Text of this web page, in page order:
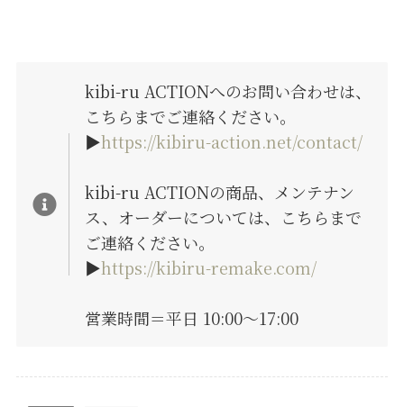
kibi-ru ACTIONへのお問い合わせは、
こちらまでご連絡ください。
▶︎https://kibiru-action.net/contact/
kibi-ru ACTIONの商品、メンテナン
ス、オーダーについては、こちらまで
ご連絡ください。
▶︎https://kibiru-remake.com/
営業時間＝平日 10:00〜17:00